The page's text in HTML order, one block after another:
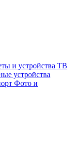
и устройства ТВ
устройства
Фото и